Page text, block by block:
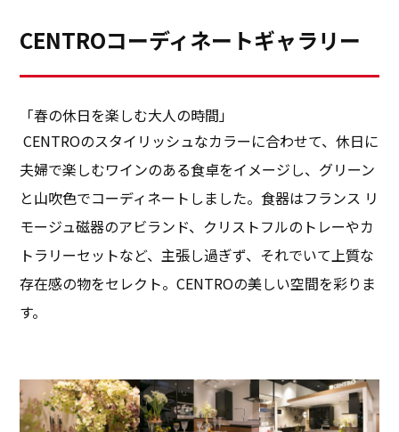
つ。旅先のクッキングレッスンで、市場に食材を仕入れ
ディネートと言うミニマムな暮らしが憧れです。そし
るのも、ルーティンでしょうか？
CENTROコーディネートギャラリー
「春の休日を楽しむ大人の時間」
CENTROのスタイリッシュなカラーに合わせて、休日に
夫婦で楽しむワインのある食卓をイメージし、グリーン
と山吹色でコーディネートしました。食器はフランス リ
モージュ磁器のアビランド、クリストフルのトレーやカ
トラリーセットなど、主張し過ぎず、それでいて上質な
存在感の物をセレクト。CENTROの美しい空間を彩りま
す。